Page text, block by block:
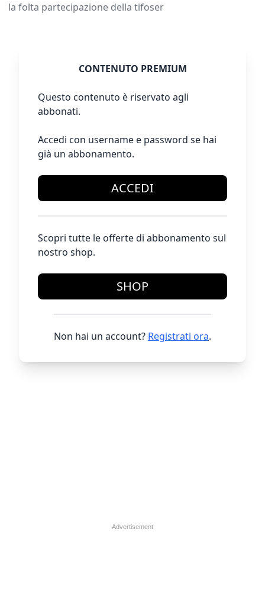
la folta partecipazione della tifoser
CONTENUTO PREMIUM
Questo contenuto è riservato agli
abbonati.
Accedi con username e password se hai
già un abbonamento.
ACCEDI
Scopri tutte le offerte di abbonamento sul
nostro shop.
SHOP
Non hai un account? Registrati ora.